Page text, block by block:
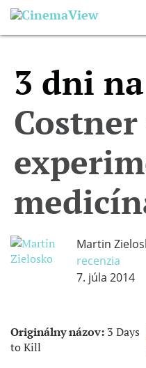
3 dni
Martin
recenzia
7. júla 2014
Originálny názov: 3 Days
to Kill